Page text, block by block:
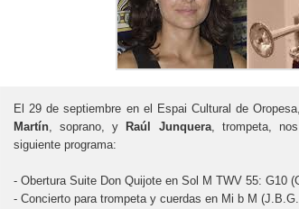
El 29 de septiembre en el Espai Cultural de Oropesa,
Martín, soprano, y Raúl Junquera, trompeta,
siguiente programa:
- Obertura Suite Don Quijote en Sol M TWV 55: G10 (
- Concierto para trompeta y cuerdas en Mi b M (J.B.G.